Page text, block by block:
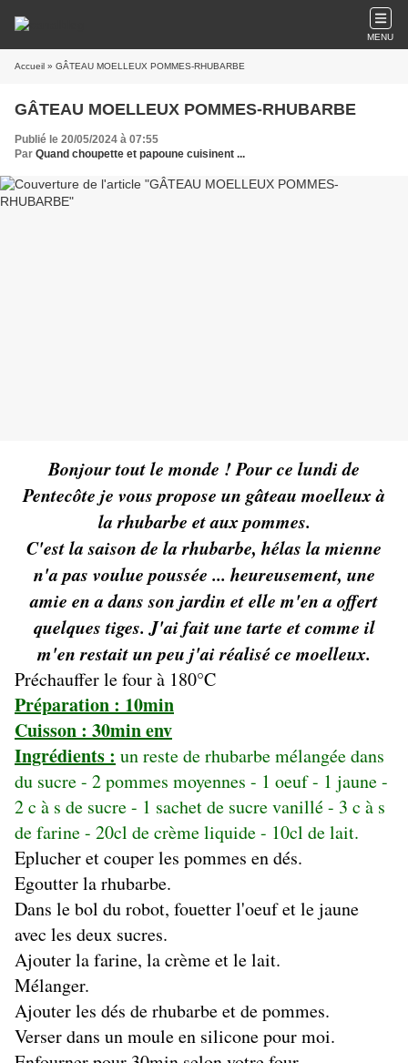
MENU
Accueil » GÂTEAU MOELLEUX POMMES-RHUBARBE
GÂTEAU MOELLEUX POMMES-RHUBARBE
Publié le 20/05/2024 à 07:55
Par Quand choupette et papoune cuisinent ...
Bonjour tout le monde ! Pour ce lundi de
Pentecôte je vous propose un gâteau moelleux à
la rhubarbe et aux pommes.
C'est la saison de la rhubarbe, hélas la mienne
n'a pas voulue poussée ... heureusement, une
amie en a dans son jardin et elle m'en a offert
quelques tiges. J'ai fait une tarte et comme il
m'en restait un peu j'ai réalisé ce moelleux.
Préchauffer le four à 180°C
Préparation : 10min
Cuisson : 30min env
Ingrédients : un reste de rhubarbe mélangée dans
du sucre - 2 pommes moyennes - 1 oeuf - 1 jaune -
2 c à s de sucre - 1 sachet de sucre vanillé - 3 c à s
de farine - 20cl de crème liquide - 10cl de lait.
Eplucher et couper les pommes en dés.
Egoutter la rhubarbe.
Dans le bol du robot, fouetter l'oeuf et le jaune
avec les deux sucres.
Ajouter la farine, la crème et le lait.
Mélanger.
Ajouter les dés de rhubarbe et de pommes.
Verser dans un moule en silicone pour moi.